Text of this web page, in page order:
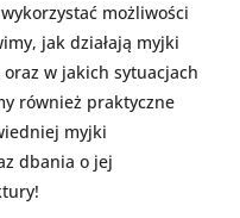
możliwości
jak działają myjki
w jakich sytuacjach
również praktyczne
myjki
dbania o jej